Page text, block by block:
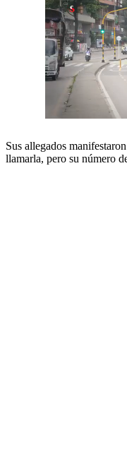
Sus allegados
llamarla, pero su número